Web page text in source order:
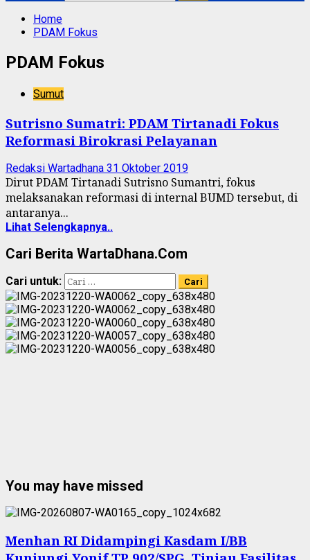
Home
PDAM Fokus
PDAM Fokus
Sumut
Sutrisno Sumatri: PDAM Tirtanadi Fokus
Reformasi Birokrasi Pelayanan
Redaksi Wartadhana 31 Oktober 2019
Dirut PDAM Tirtanadi Sutrisno Sumantri, fokus
melaksanakan reformasi di internal BUMD tersebut, di
antaranya...
Lihat Selengkapnya..
Cari Berita WartaDhana.Com
Cari untuk:
You may have missed
Menhan RI Didampingi Kasdam I/BB